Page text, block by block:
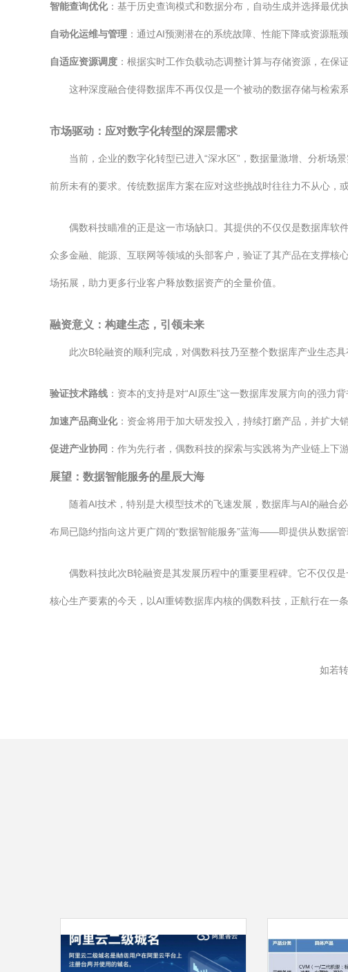
智能查询优化：基于历史查询模式和数据分布，自动生成并选择最优
自动化运维与管理 ：通过AI预测潜在的系统故障、性能下降或资源瓶
自适应资源调度 ：根据实时工作负载动态调整计算与存储资源，在保
这种深度融合使得数据库不再仅仅是一个被动的数据存储与检索
市场驱动：应对数字化转型的深层需求
当前，企业的数字化转型已进入“深水区”，数据量激增、分析场
前所未有的要求。传统数据库方案在应对这些挑战时往往力不从心，
偶数科技瞄准的正是这一市场缺口。其提供的不仅仅是数据库软
众多金融、能源、互联网等领域的头部客户，验证了其产品在支撑
场拓展，助力更多行业客户释放数据资产的全量价值。
融资意义：构建生态，引领未来
此次B轮融资的顺利完成，对偶数科技乃至整个数据库产业生态具
验证技术路线 ：资本的支持是对“AI原生”这一数据库发展方向的强力
加速产品商业化：资金将用于加大研发投入，持续打磨产品，并扩大
促进产业协同 ：作为先行者，偶数科技的探索与实践将为产业链上下
展望：数据智能服务的星辰大海
随着AI技术，特别是大模型技术的飞速发展，数据库与AI的融合
布局已隐约指向这片更广阔的“数据智能服务”蓝海——即提供从数据
偶数科技此次B轮融资是其发展历程中的重要里程碑。它不仅仅
核心生产要素的今天，以AI重铸数据库内核的偶数科技，正航行在一
如若